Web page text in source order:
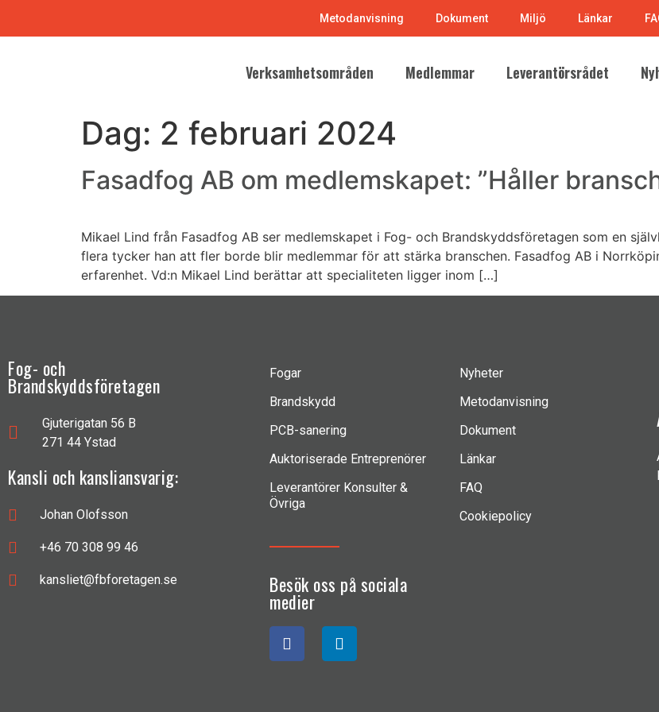
Metodanvisning Dokument Miljö Länkar
Verksamhetsområden Medlemmar Leverantörsrådet
Dag: 2 februari 2024
Fasadfog AB om medlemskapet: ”Håller
Mikael Lind från Fasadfog AB ser medlemskapet i Fog- och Brandskyddsföretagen som en
flera tycker han att fler borde blir medlemmar för att stärka branschen. Fasadfog AB i
erfarenhet. Vd:n Mikael Lind berättar att specialiteten ligger inom […]
Fog- och
Brandskyddsföretagen
Gjuterigatan 56 B
271 44 Ystad
Kansli och kansliansvarig:
Johan Olofsson
+46 70 308 99 46
kansliet@fbforetagen.se
Fogar
Brandskydd
PCB-sanering
Auktoriserade Entreprenörer
Leverantörer Konsulter &
Övriga
Besök oss påsociala
medier
Nyheter
Metodanvisning
Dokument
Länkar
FAQ
Cookiepolicy